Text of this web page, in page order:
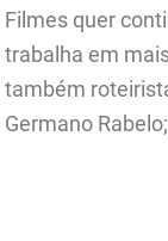
Filmes quer
trabalha em
também
Germano